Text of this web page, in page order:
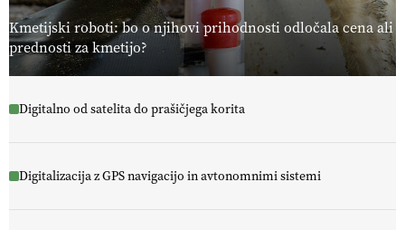
Kmetijski roboti: bo o njihovi prihodnosti odločala cena ali
prednosti za kmetijo?
Digitalno od satelita do prašičjega korita
Digitalizacija z GPS navigacijo in avtonomnimi sistemi